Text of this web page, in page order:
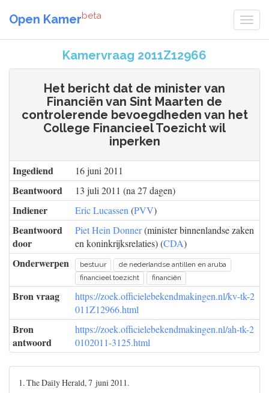
Open Kamerbeta
Kamervraag 2011Z12966
Het bericht dat de minister van
Financiën van Sint Maarten de
controlerende bevoegdheden van het
College Financieel Toezicht wil
inperken
Ingediend 16 juni 2011
Beantwoord 13 juli 2011 (na 27 dagen)
Indiener Eric Lucassen (PVV)
Beantwoord
door
Piet Hein Donner(minister binnenlandse zaken
en koninkrijksrelaties) (CDA)
Onderwerpen bestuur
de nederlandse antillen en aruba
financieel toezicht
financiën
Bron vraag
https://zoek.officielebekendmakingen.nl/kv-tk-2
011Z12966.html
Bron
antwoord
https://zoek.officielebekendmakingen.nl/ah-tk-2
0102011-3125.html
1. The Daily Herald, 7 juni 2011.